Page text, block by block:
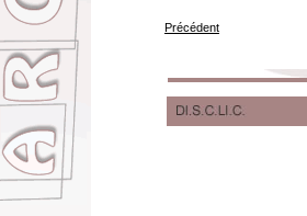
Précédent